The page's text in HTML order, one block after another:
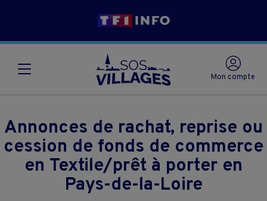
Mon compte
Annonces de rachat, reprise ou
cession de fonds de commerce
en Textile/prêt à porter en
Pays-de-la-Loire